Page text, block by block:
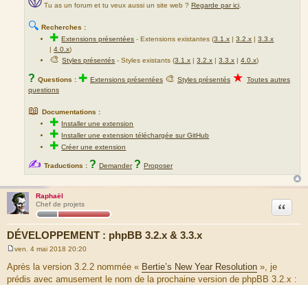
Tu as un forum et tu veux aussi un site web ? Regarde par ici.
🔍 Recherches :
✚Extensions présentées - Extensions existantes (3.1.x |3.2.x |3.3.x
|4.0.x)
🎨Styles présentés - Styles existants (3.1.x |3.2.x |3.3.x |4.0.x)
? Questions : ✚ Extensions présentées 🎨 Styles présentés ★ Toutes autres
questions
📖 Documentations :
✚ Installer une extension
✚ Installer une extension téléchargée sur GitHub
✚Créer une extension
✍ Traductions : ? Demander ? Proposer
Raphaël
Chef de projets
DÉVELOPPEMENT : phpBB 3.2.x & 3.3.x
Citation
s
s
ven. 4 mai 2018 20:20
Après la version 3.2.2 nommée « Bertie’s New Year Resolution », je
prédis avec amusement le nom de la prochaine version de phpBB 3.2.x :